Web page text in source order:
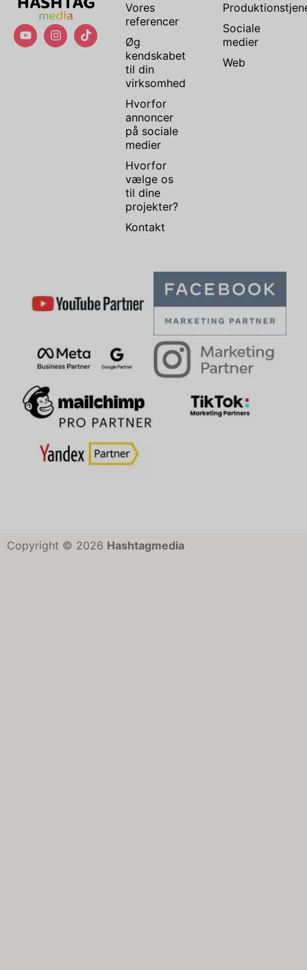
Vores
referencer
Øg
kendskabet
til din
virksomhed
Hvorfor
annoncer
på sociale
medier
Hvorfor
vælge os
til dine
projekter?
Kontakt
Sociale
medier
Web
Copyright © 2026 Hashtagmedia